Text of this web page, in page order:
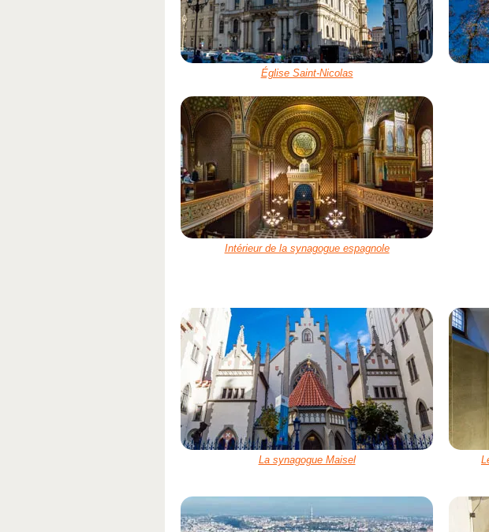
Église Saint-Nicolas
Intérieur de la synagogue espagnole
La synagogue Maisel